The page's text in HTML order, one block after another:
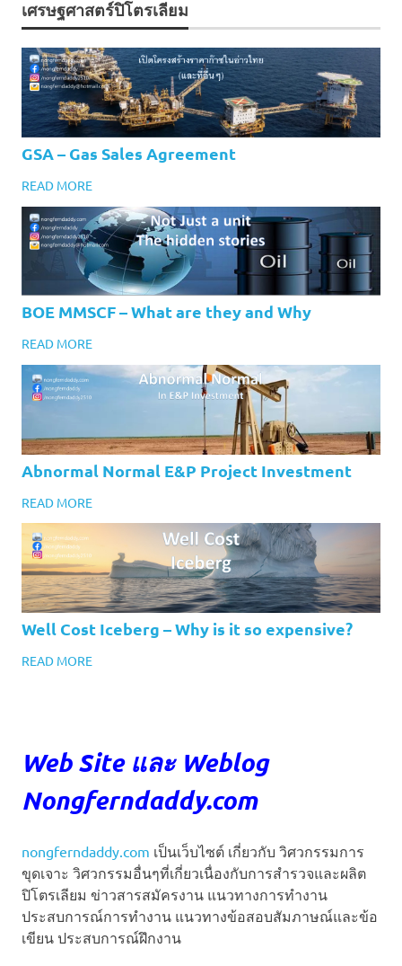
เศรษฐศาสตร์ปิโตรเลียม
GSA – Gas Sales Agreement
READ MORE
BOE MMSCF – What are they and Why
READ MORE
Abnormal Normal E&P Project Investment
READ MORE
Well Cost Iceberg – Why is it so expensive?
READ MORE
Web Site และ Weblog
Nongferndaddy.com
nongferndaddy.com เป็นเว็บไซต์ เกี่ยวกับ วิศวกรรมการ
ขุดเจาะ วิศวกรรมอื่นๆที่เกี่ยวเนื่องกับการสำรวจและผลิต
ปิโตรเลียม ข่าวสารสมัครงาน แนวทางการทำงาน
ประสบการณ์การทำงาน แนวทางข้อสอบสัมภาษณ์และข้อ
เขียน ประสบการณ์ฝึกงาน